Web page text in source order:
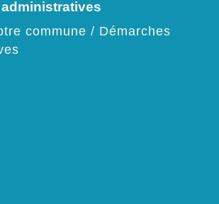
commune / Démarches